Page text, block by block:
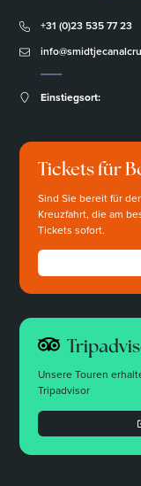
+31 (0)23 535 77 23
Einstiegsort:
Tickets für
Sind Sie bereit für
Kreuzfahrt, die am
Tickets sofort.
Unsere Touren
Tripadvisor